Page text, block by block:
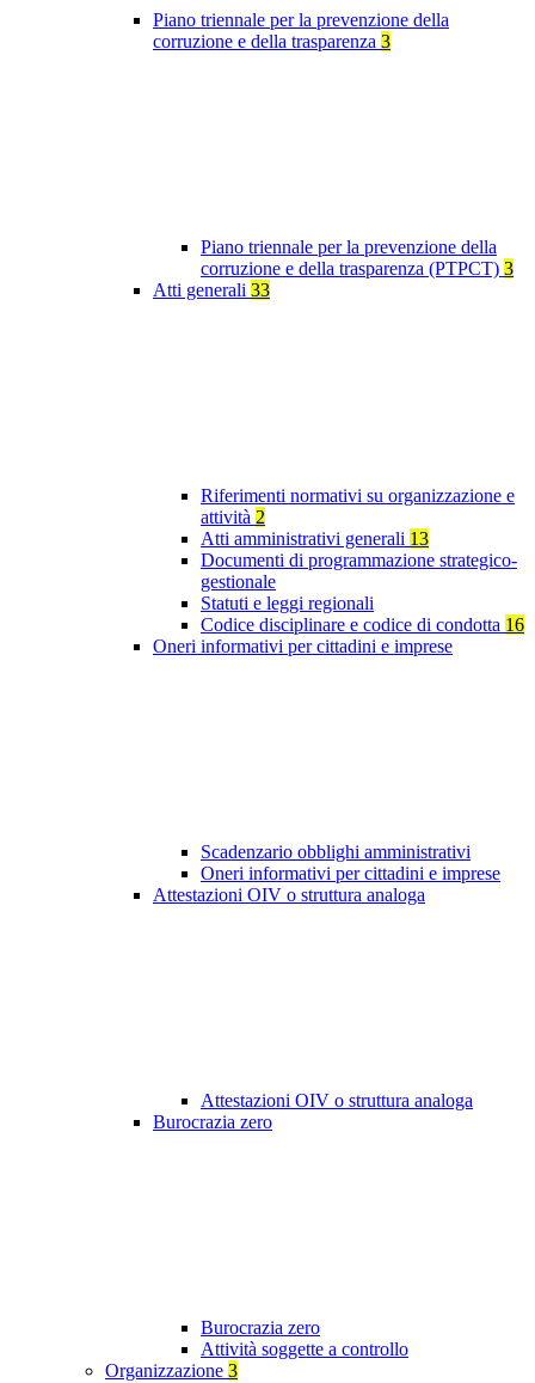
Piano triennale per la prevenzione della
corruzione e della trasparenza 3
Piano triennale per la prevenzione della
corruzione e della trasparenza (PTPCT) 3
Atti generali 33
Riferimenti normativi su organizzazione e
attività 2
Atti amministrativi generali 13
Documenti di programmazione strategico-
gestionale
Statuti e leggi regionali
Codice disciplinare e codice di condotta 16
Oneri informativi per cittadini e imprese
Scadenzario obblighi amministrativi
Oneri informativi per cittadini e imprese
Attestazioni OIV o struttura analoga
Attestazioni OIV o struttura analoga
Burocrazia zero
Burocrazia zero
Attività soggette a controllo
Organizzazione 3